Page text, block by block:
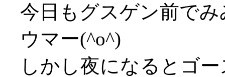
今日もグスゲン前で
ウマー(^o^)
しかし夜になるとゴ